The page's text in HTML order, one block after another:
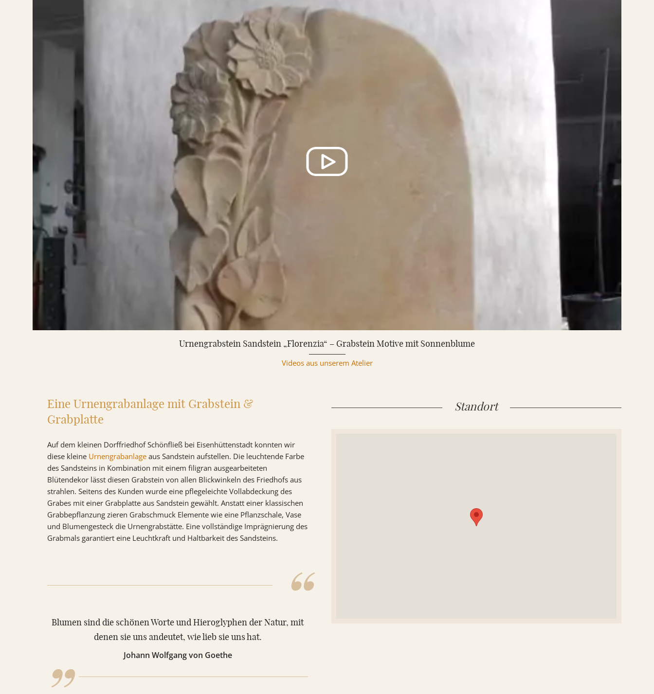
Urnengrabstein Sandstein „Florenzia“ – Grabstein Motive mit Sonnenblume
Videos aus unserem Atelier
Eine Urnengrabanlage mit Grabstein &
Grabplatte
Auf dem kleinen Dorffriedhof Schönfließ bei Eisenhüttenstadt konnten wir
diese kleine Urnengrabanlage aus Sandstein aufstellen. Die leuchtende Farbe
des Sandsteins in Kombination mit einem filigran ausgearbeiteten
Blütendekor lässt diesen Grabstein von allen Blickwinkeln des Friedhofs aus
strahlen. Seitens des Kunden wurde eine pflegeleichte Vollabdeckung des
Grabes mit einer Grabplatte aus Sandstein gewählt. Anstatt einer klassischen
Grabbepflanzung zieren Grabschmuck Elemente wie eine Pflanzschale, Vase
und Blumengesteck die Urnengrabstätte. Eine vollständige Imprägnierung des
Grabmals garantiert eine Leuchtkraft und Haltbarkeit des Sandsteins.
“
Blumen sind die schönen Worte und Hieroglyphen der Natur, mit
denen sie uns andeutet, wie lieb sie uns hat.
Johann Wolfgang von Goethe
„
Standort